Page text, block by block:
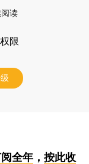
读
限
全年， 按此收